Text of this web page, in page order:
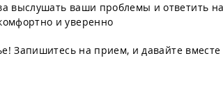
выслушать ваши проблемы и ответить
и уверенно
Запишитесь на прием, и давайте